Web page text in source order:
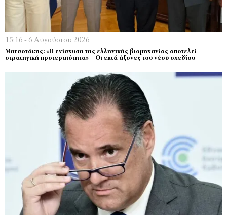
15:16 - 6 Αυγούστου 2026
Μητσοτάκης: «Η ενίσχυση της ελληνικής βιομηχανίας αποτελεί
στρατηγική προτεραιότητα» – Οι επτά άξονες του νέου σχεδίου